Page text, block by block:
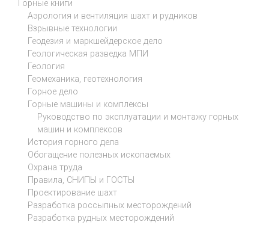
Горные книги
Аэрология и вентиляция шахт и рудников
Взрывные технологии
Геодезия и маркшейдерское дело
Геологическая разведка МПИ
Геология
Геомеханика, геотехнология
Горное дело
Горные машины и комплексы
Руководство по эксплуатации и монтажу горных
машин и комплексов
История горного дела
Обогащение полезных ископаемых
Охрана труда
Правила, СНИПЫ и ГОСТЫ
Проектирование шахт
Разработка россыпных месторождений
Разработка рудных месторождений